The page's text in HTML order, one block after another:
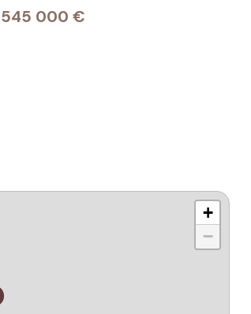
545 000 €
+
−